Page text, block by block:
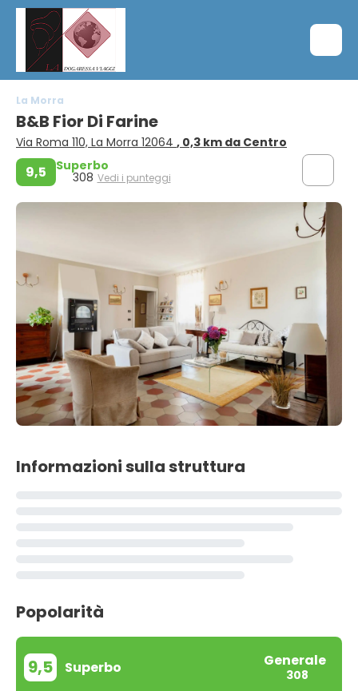
La Morra
B&B Fior Di Farine
Via Roma 110, La Morra 12064 , 0,3 km da Centro
9,5 Superbo
308 Vedi i punteggi
Informazioni sulla struttura
Popolarità
9,5 Superbo Generale
308